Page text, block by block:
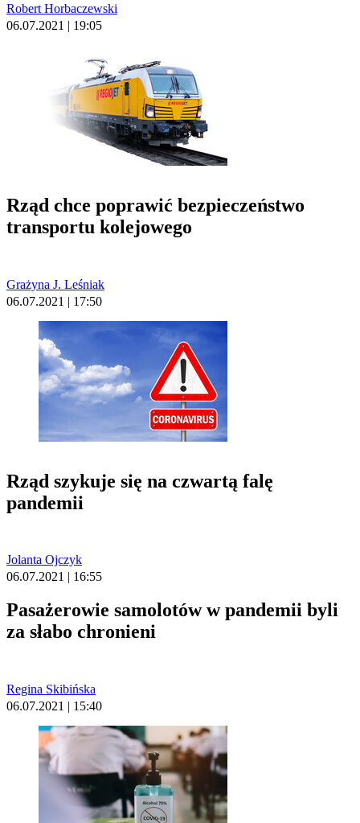
Robert Horbaczewski
06.07.2021 | 19:05
Rząd chce poprawić bezpieczeństwo
transportu kolejowego
Grażyna J. Leśniak
06.07.2021 | 17:50
Rząd szykuje się na czwartą falę
pandemii
Jolanta Ojczyk
06.07.2021 | 16:55
Pasażerowie samolotów w pandemii byli
za słabo chronieni
Regina Skibińska
06.07.2021 | 15:40